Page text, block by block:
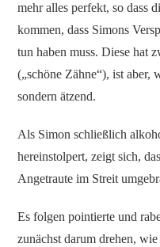
mehr alles perfekt, so dass
kommen, dass Simons
tun haben muss. Diese hat
(„schöne Zähne“), ist
sondern ätzend.
Als Simon schließlich
hereinstolpert, zeigt sich,
Angetraute im Streit
Es folgen pointierte und
zunächst darum drehen,